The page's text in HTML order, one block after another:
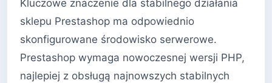
Kluczowe znaczenie dla stabilnego działania
sklepu Prestashop ma odpowiednio
skonfigurowane środowisko serwerowe.
Prestashop wymaga nowoczesnej wersji PHP,
najlepiej z obsługą najnowszych stabilnych